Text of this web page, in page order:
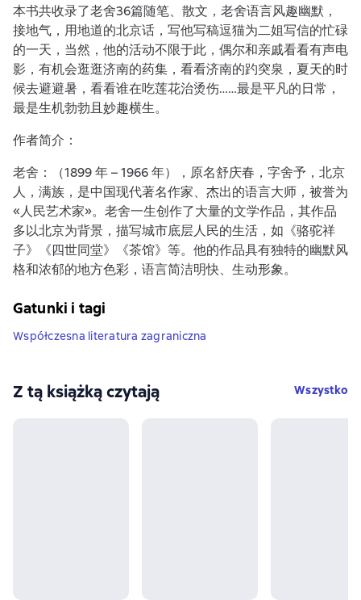
本书共收录了老舍36篇随笔、散文，老舍语言风趣幽默，
接地气，用地道的北京话，写他写稿逗猫为二姐写信的忙碌
的一天，当然，他的活动不限于此，偶尔和亲戚看看有声电
影，有机会逛逛济南的药集，看看济南的趵突泉，夏天的时
候去避避暑，看看谁在吃莲花治烫伤……最是平凡的日常，
最是生机勃勃且妙趣横生。
作者简介：
老舍：（1899 年 – 1966 年），原名舒庆春，字舍予，北京
人，满族，是中国现代著名作家、杰出的语言大师，被誉为
«人民艺术家»。老舍一生创作了大量的文学作品，其作品
多以北京为背景，描写城市底层人民的生活，如《骆驼祥
子》《四世同堂》《茶馆》等。他的作品具有独特的幽默风
格和浓郁的地方色彩，语言简洁明快、生动形象。
Gatunki i tagi
Współczesna literatura zagraniczna
Z tą książką czytają Wszystko